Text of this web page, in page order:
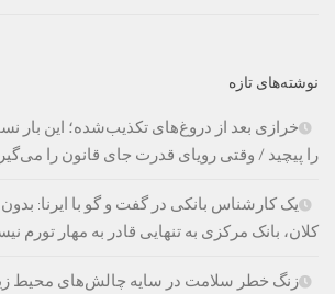
نوشته‌های تازه
خرازی بعد از دروغ‌های تکذیب‌شده؛ این بار
را پیچید / وقتی رویای قدرت جای قانون را
یک کارشناس بانکی در گفت و گو با ایرنا:
کلان، بانک مرکزی به تنهایی قادر به مهار تورم
زنگ خطر سلامت در سایه چالش‌های محیط